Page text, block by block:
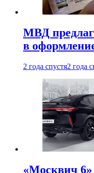
МВД
в
2 года спустя2 года
«Москвич 6»